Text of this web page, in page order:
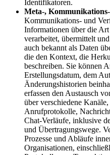
Identifikatoren.
Meta-,
Kommunikations- und
Informationen über die
verarbeitet, übermittelt
auch bekannt als Daten
die den Kontext, die
beschreiben. Sie können
Erstellungsdatum, dem
Änderungshistorien
erfassen den Austausch
über verschiedene
Anrufprotokolle,
Chat-Verläufe, inklusive
und Übertragungswege.
Prozesse und Abläufe
Organisationen,